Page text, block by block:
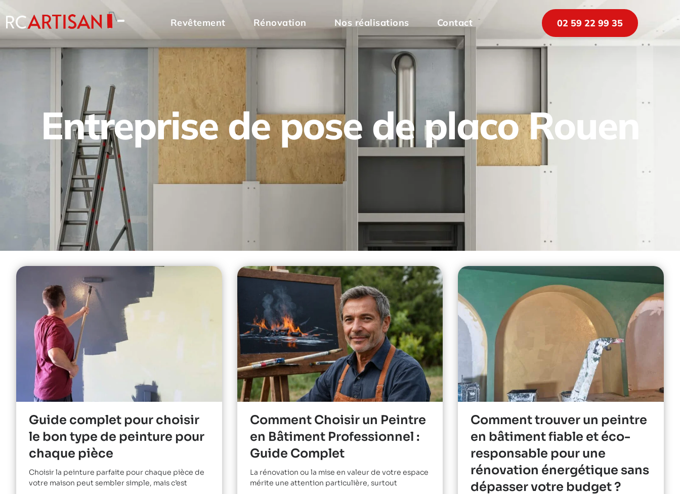
Revêtement Rénovation Nos réalisations Contact 02 59 22 99 35
Entreprise de pose de placo Rouen
Guide complet pour choisir
le bon type de peinture pour
chaque pièce
Choisir la peinture parfaite pour chaque pièce de
votre maison peut sembler simple, mais c’est
Comment Choisir un Peintre
en Bâtiment Professionnel :
Guide Complet
La rénovation ou la mise en valeur de votre espace
mérite une attention particulière, surtout
Comment trouver un peintre
en bâtiment fiable et éco-
responsable pour une
rénovation énergétique sans
dépasser votre budget ?